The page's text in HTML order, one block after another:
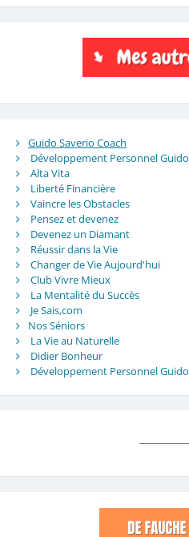
Guido Saverio Coach
Développement Personnel Guido
Alta Vita
Liberté Financière
Vaincre les Obstacles
Pensez et devenez
Devenez un Diamant
Réussir dans la Vie
Changer de Vie Aujourd'hui
Club Vivre Mieux
La Mentalité du Succès
Je Sais,com
Nos Séniors
La Vie au Naturelle
Didier Bonheur
Développement Personnel Guido